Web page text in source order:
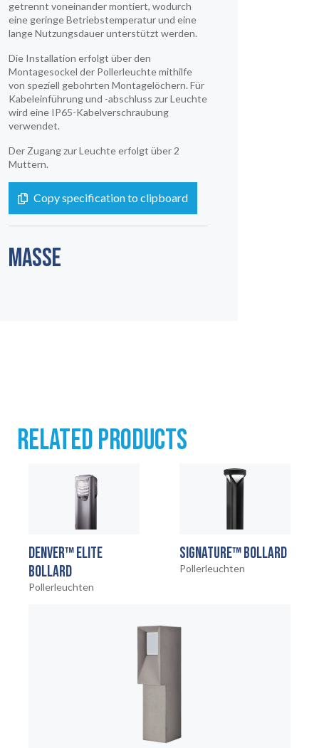
UNSERE
RECHTLICH
05
INFO
KONTAKT
07
getrennt voneinander montiert, wodurch
eine geringe Betriebstemperatur und eine
lange Nutzungsdauer unterstützt werden.
Die Installation erfolgt über den
Montagesockel der Pollerleuchte mithilfe
von speziell gebohrten Montagelöchern. Für
Kabeleinführung und -abschluss zur Leuchte
wird eine IP65-Kabelverschraubung
verwendet.
Der Zugang zur Leuchte erfolgt über 2
Muttern.
Copy specification to clipboard
MASSE
RELATED PRODUCTS
DENVER™ ELITE
BOLLARD
Pollerleuchten
SIGNATURE™ BOLLARD
Pollerleuchten